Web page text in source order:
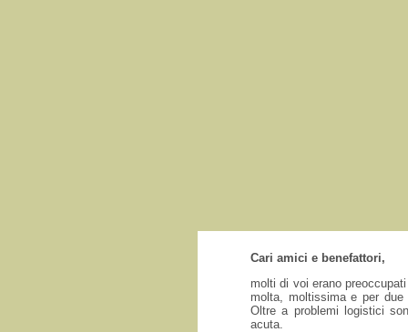
Cari amici e benefattori,
molti di voi erano
molta, moltissima e per
Oltre a problemi logistici
acuta.